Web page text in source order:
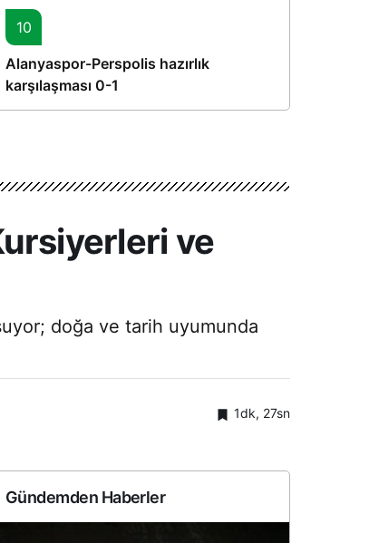
10
Alanyaspor-Perspolis hazırlık
karşılaşması 0-1
ve
doğa ve tarih uyumunda
1dk, 27sn
Gündemden Haberler